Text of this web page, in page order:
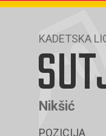
KADETSKA
Nikšić
POZICIJA